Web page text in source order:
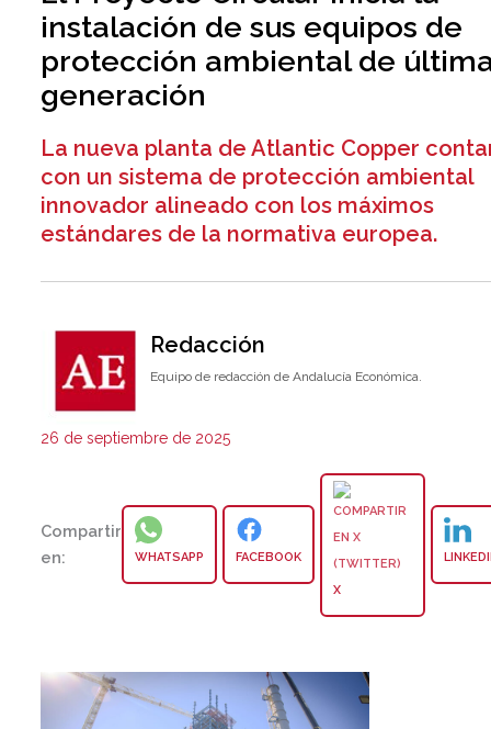
instalación de sus equipos de
protección ambiental de
generación
La nueva planta de Atlantic Copper
con un sistema de protección ambiental
innovador alineado con los máximos
estándares de la normativa europea.
Redacción
Equipo de redacción de Andalucía Económica.
26 de septiembre de 2025
Compartir
en:
WHATSAPP FACEBOOK
X